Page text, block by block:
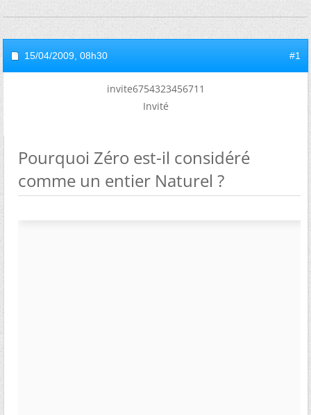
15/04/2009, 08h30 #1
invite6754323456711
Invité
Pourquoi Zéro est-il considéré
comme un entier Naturel ?